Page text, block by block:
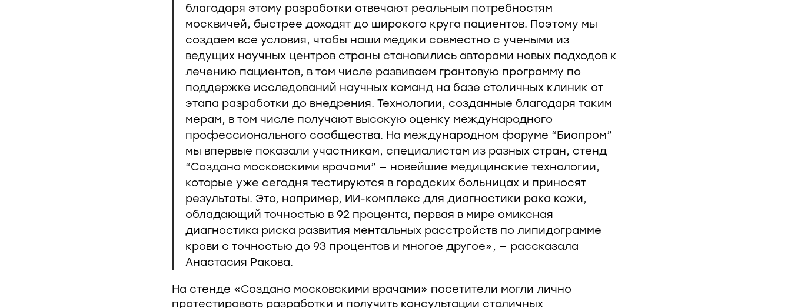
благодаря этому разработки отвечают реальным потребностям
москвичей, быстрее доходят до широкого круга пациентов. Поэтому мы
создаем все условия, чтобы наши медики совместно с учеными из
ведущих научных центров страны становились авторами новых подходов к
лечению пациентов, в том числе развиваем грантовую программу по
поддержке исследований научных команд на базе столичных клиник от
этапа разработки до внедрения. Технологии, созданные благодаря таким
мерам, в том числе получают высокую оценку международного
профессионального сообщества. На международном форуме “Биопром”
мы впервые показали участникам, специалистам из разных стран, стенд
“Создано московскими врачами” — новейшие медицинские технологии,
которые уже сегодня тестируются в городских больницах и приносят
результаты. Это, например, ИИ-комплекс для диагностики рака кожи,
обладающий точностью в 92 процента, первая в мире омиксная
диагностика риска развития ментальных расстройств по липидограмме
крови с точностью до 93 процентов и многое другое», — рассказала
Анастасия Ракова.
На стенде «Создано московскими врачами» посетители могли лично
протестировать разработки и получить консультации столичных